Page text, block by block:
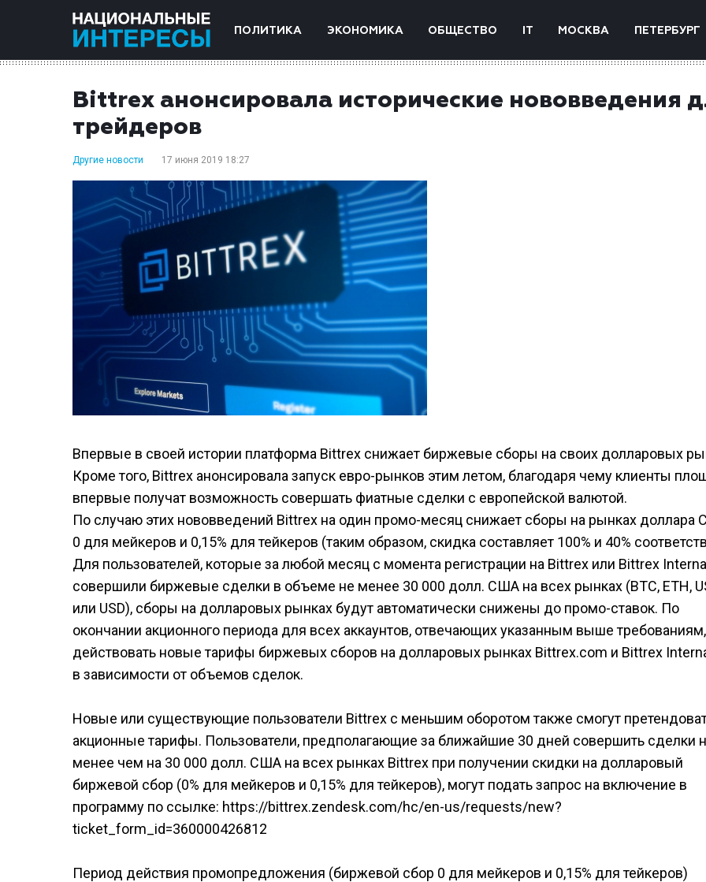
ПОЛИТИКА ЭКОНОМИКА ОБЩЕСТВО IT МОСКВА ПЕТЕРБУРГ
Bittrex анонсировала исторические нововведения
трейдеров
Другие новости 17 июня 2019 18:27
Впервые в своей истории платформа Bittrex снижает биржевые сборы на своих долларовых
Кроме того, Bittrex анонсировала запуск евро-рынков этим летом, благодаря чему клиенты
впервые получат возможность совершать фиатные сделки с европейской валютой.
По случаю этих нововведений Bittrex на один промо-месяц снижает сборы на рынках доллара
0 для мейкеров и 0,15% для тейкеров (таким образом, скидка составляет 100% и 40%
Для пользователей, которые за любой месяц с момента регистрации на Bittrex или Bittrex
совершили биржевые сделки в объеме не менее 30 000 долл. США на всех рынках (BTC, ETH,
или USD), сборы на долларовых рынках будут автоматически снижены до промо-ставок. По
окончании акционного периода для всех аккаунтов, отвечающих указанным выше
действовать новые тарифы биржевых сборов на долларовых рынках Bittrex.com и Bittrex
в зависимости от объемов сделок.
Новые или существующие пользователи Bittrex с меньшим оборотом также смогут
акционные тарифы. Пользователи, предполагающие за ближайшие 30 дней совершить сделки
менее чем на 30 000 долл. США на всех рынках Bittrex при получении скидки на долларовый
биржевой сбор (0% для мейкеров и 0,15% для тейкеров), могут подать запрос на включение в
программу по ссылке: https://bittrex.zendesk.com/hc/en-us/requests/new?
ticket_form_id=360000426812
Период действия промопредложения (биржевой сбор 0 для мейкеров и 0,15% для тейкеров)